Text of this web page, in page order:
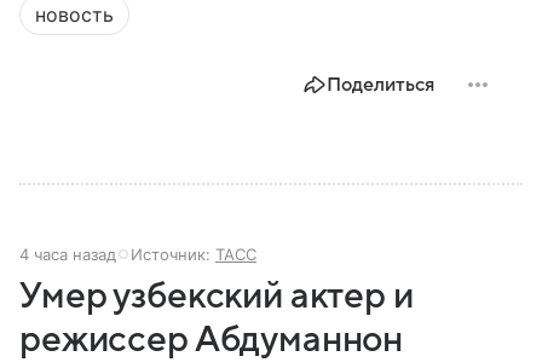
новость
Поделиться
4 часа назад Источник: ТАСС
Умер узбекский актер и
режиссер Абдуманнон